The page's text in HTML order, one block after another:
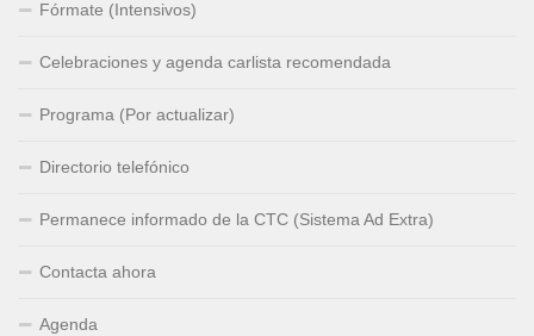
Fórmate (Intensivos)
Celebraciones y agenda carlista recomendada
Programa (Por actualizar)
Directorio telefónico
Permanece informado de la CTC (Sistema Ad Extra)
Contacta ahora
Agenda